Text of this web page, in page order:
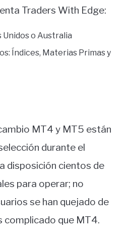
Traders With Edge:
Unidos o Australia
Índices, Materias Primas y
MT4 y MT5 están
durante el
disposición cientos de
para operar; no
se han quejado de
complicado que MT4.